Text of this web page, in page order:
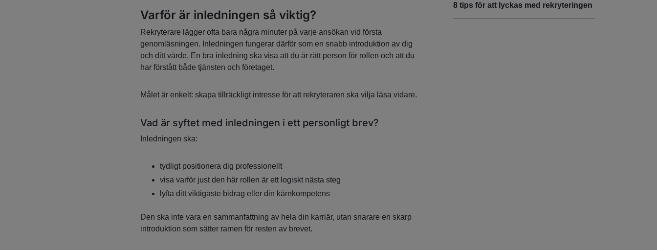
Varför är inledningen så viktig?
Rekryterare lägger ofta bara några minuter på varje ansökan vid första
genomläsningen. Inledningen fungerar därför som en snabb introduktion av dig
och ditt värde. En bra inledning ska visa att du är rätt person för rollen och att du
har förstått både tjänsten och företaget.
Målet är enkelt: skapa tillräckligt intresse för att rekryteraren ska vilja läsa vidare.
Vad är syftet med inledningen i ett personligt brev?
Inledningen ska:
tydligt positionera dig professionellt
visa varför just den här rollen är ett logiskt nästa steg
lyfta ditt viktigaste bidrag eller din kärnkompetens
Den ska inte vara en sammanfattning av hela din karriär, utan snarare en skarp
introduktion som sätter ramen för resten av brevet.
8 tips för att lyckas med rekryteringen